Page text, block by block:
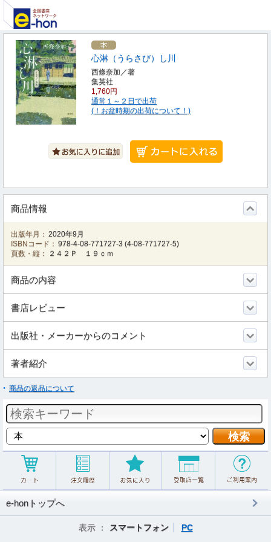
心淋（うらさび）し川
西條奈加／著
集英社
1,760円
通常１～２日で出荷
(！お盆時期の出荷について！)
商品情報
出版年月： 2020年9月
ISBNコード： 978-4-08-771727-3 (4-08-771727-5)
頁数・縦：
２４２Ｐ １９ｃｍ
商品の内容
書店レビュー
出版社・メーカーからのコメント
著者紹介
商品の返品について
e-honトップへ
表示 ： スマートフォン PC